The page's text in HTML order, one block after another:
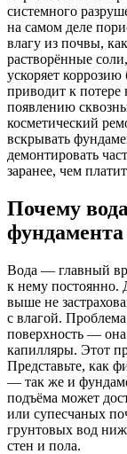
системного
на самом деле
влагу из почвы,
растворённые
ускоряет
приводит к потере
появлению
косметический
вскрывать
демонтировать
заранее, чем
Почему
фундамента
Вода — главный
к нему постоянно.
выше не
с влагой.
поверхность —
капилляры. Этот
Представьте, как
— так же и
подъёма может
или супесчаных
грунтовых вод
стен и пола.